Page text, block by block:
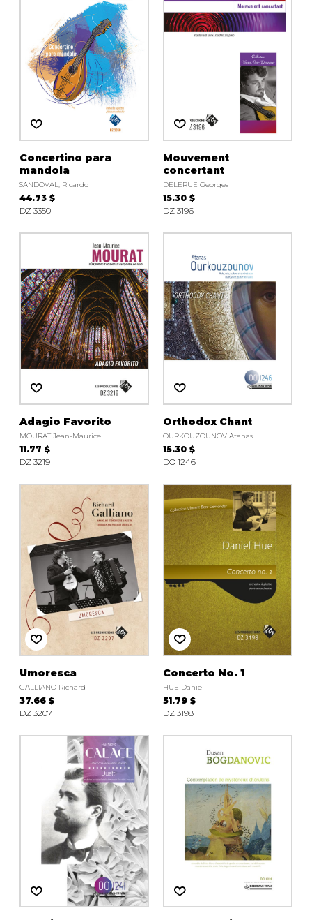
Concertino para
mandola
SANDOVAL, Ricardo
44.73 $
DZ 3350
Mouvement
concertant
DELERUE Georges
15.30 $
DZ 3196
Adagio Favorito
MOURAT Jean-Maurice
11.77 $
DZ 3219
Orthodox Chant
OURKOUZOUNOV Atanas
15.30 $
DO 1246
Umoresca
GALLIANO Richard
37.66 $
DZ 3207
Concerto No. 1
HUE Daniel
51.79 $
DZ 3198